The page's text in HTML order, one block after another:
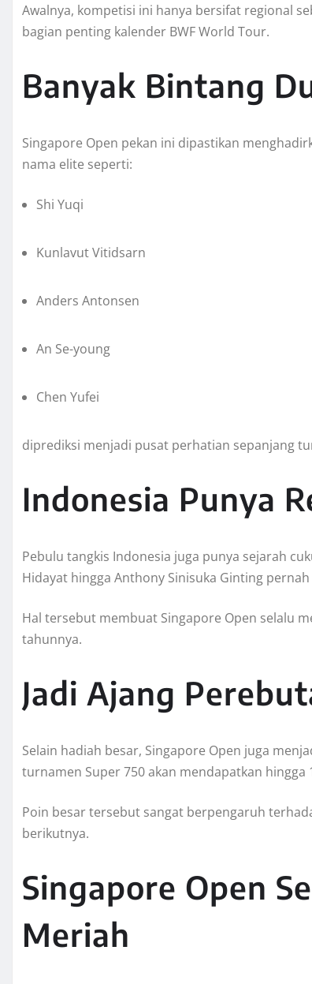
Awalnya, kompetisi ini hanya bersifat regional
bagian penting kalender BWF World Tour.
Banyak Bintang
Singapore Open pekan ini dipastikan
nama elite seperti:
Shi Yuqi
Kunlavut Vitidsarn
Anders Antonsen
An Se-young
Chen Yufei
diprediksi menjadi pusat perhatian sepanjang
Indonesia Punya
Pebulu tangkis Indonesia juga punya sejarah
Hidayat hingga Anthony Sinisuka Ginting
Hal tersebut membuat Singapore Open selalu
tahunnya.
Jadi Ajang
Selain hadiah besar, Singapore Open juga
turnamen Super 750 akan mendapatkan hingga
Poin besar tersebut sangat berpengaruh
berikutnya.
Singapore Open
Meriah